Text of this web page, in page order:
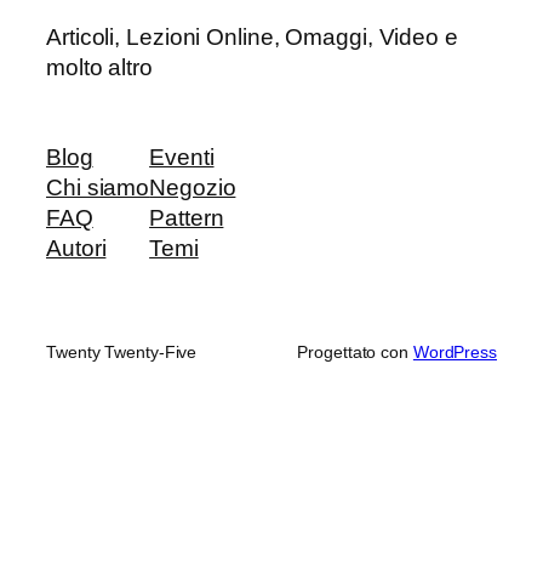
Articoli, Lezioni Online, Omaggi, Video e
molto altro
Blog
Chi siamo
FAQ
Autori
Eventi
Negozio
Pattern
Temi
Twenty Twenty-Five Progettato con WordPress